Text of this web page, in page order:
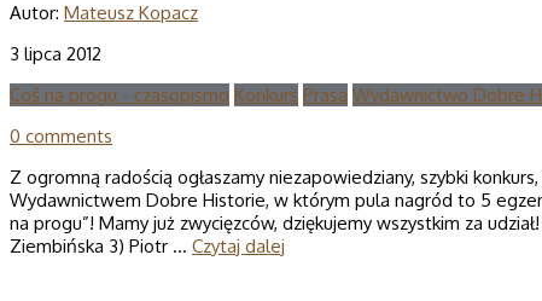
Autor: Mateusz Kopacz
3 lipca 2012
Coś na progu - czasopismo Konkurs Prasa Wydawnictwo Dobre
0 comments
Z ogromną radością ogłaszamy niezapowiedziany, szybki
Wydawnictwem Dobre Historie, w którym pula nagród to 5
na progu”! Mamy już zwycięzców, dziękujemy wszystkim za udział!
Ziembińska 3) Piotr … Czytaj dalej